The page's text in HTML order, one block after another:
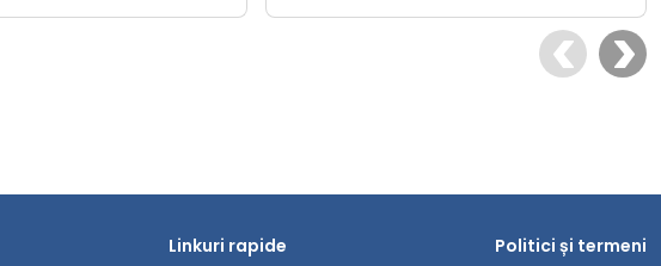
Linkuri rapide
Politici și termeni